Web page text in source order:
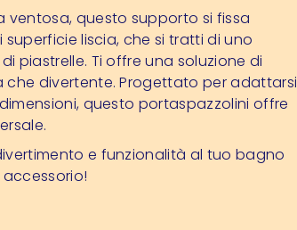
ventosa, questo supporto si fissa
liscia, che si tratti di uno
piastrelle. Ti offre una soluzione di
divertente. Progettato per adattarsi
questo portaspazzolini offre
e funzionalità al tuo bagno